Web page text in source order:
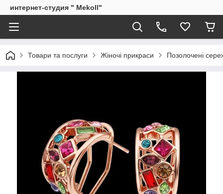
интернет-студия " Mekoll"
Товари та послуги Жіночі прикраси Позолочені